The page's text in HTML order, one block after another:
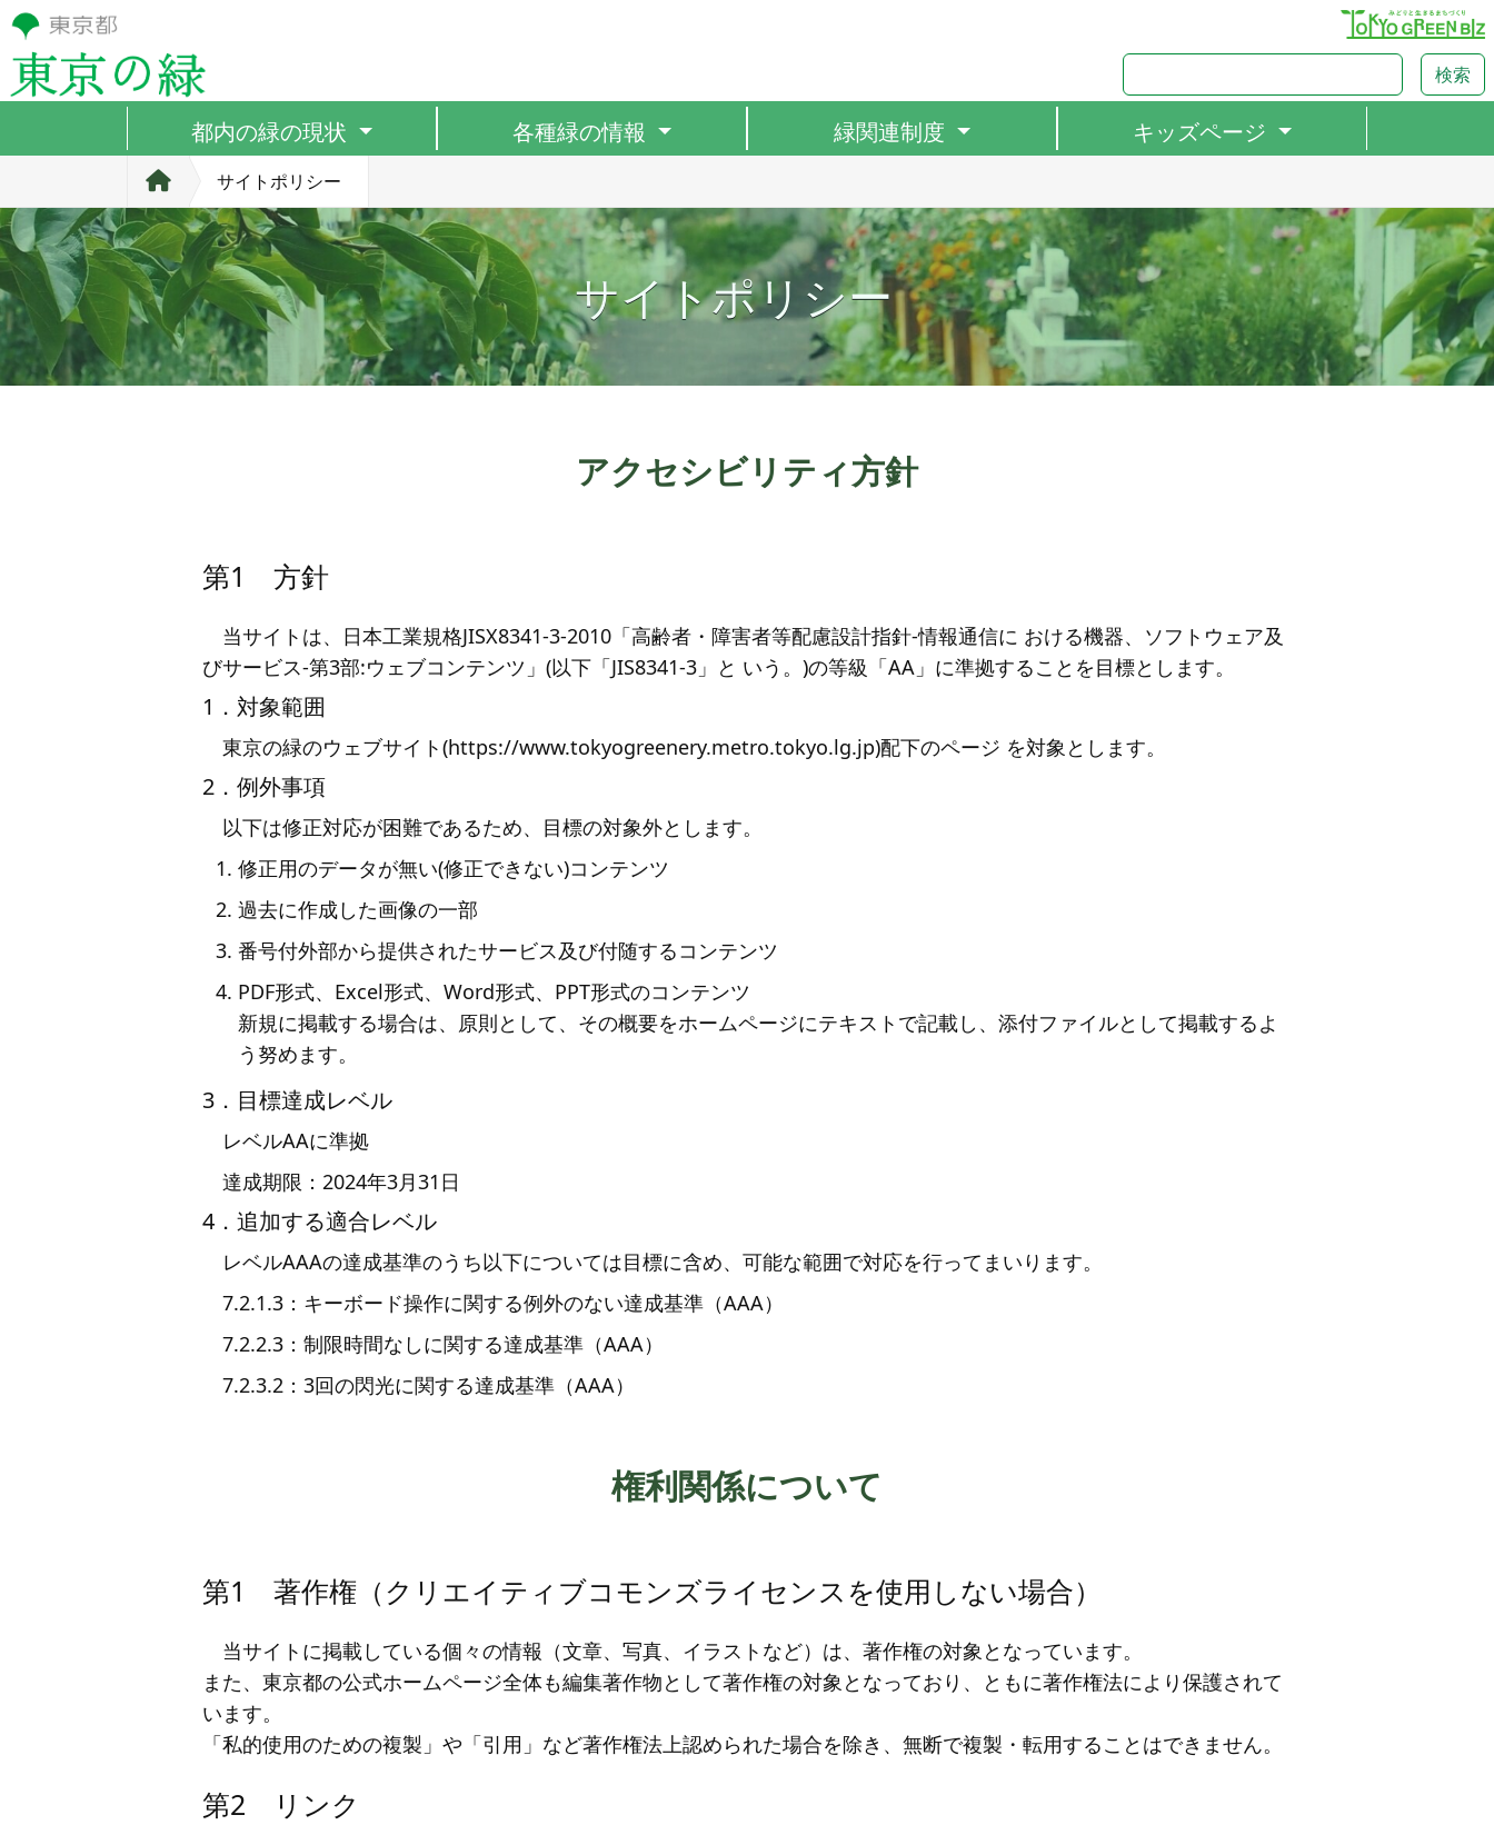
検索
都内の緑の現状 各種緑の情報 緑関連制度
キッズページ
サイトポリシー
サイトポリシー
アクセシビリティ方針
第1 方針
当サイトは、日本工業規格JISX8341-3-2010「高齢者・障害者等配慮設計指針-情報通信に おける機器、ソフトウェア及
びサービス-第3部:ウェブコンテンツ」(以下「JIS8341-3」と いう。)の等級「AA」に準拠することを目標とします。
1．対象範囲
東京の緑のウェブサイト(https://www.tokyogreenery.metro.tokyo.lg.jp)配下のページ を対象とします。
2．例外事項
以下は修正対応が困難であるため、目標の対象外とします。
修正用のデータが無い(修正できない)コンテンツ
過去に作成した画像の一部
番号付外部から提供されたサービス及び付随するコンテンツ
PDF形式、Excel形式、Word形式、PPT形式のコンテンツ
新規に掲載する場合は、原則として、その概要をホームページにテキストで記載し、添付ファイルとして掲載するよ
う努めます。
3．目標達成レベル
レベルAAに準拠
達成期限：2024年3月31日
4．追加する適合レベル
レベルAAAの達成基準のうち以下については目標に含め、可能な範囲で対応を行ってまいります。
7.2.1.3：キーボード操作に関する例外のない達成基準（AAA）
7.2.2.3：制限時間なしに関する達成基準（AAA）
7.2.3.2：3回の閃光に関する達成基準（AAA）
権利関係について
第1 著作権（クリエイティブコモンズライセンスを使用しない場合）
当サイトに掲載している個々の情報（文章、写真、イラストなど）は、著作権の対象となっています。
また、東京都の公式ホームページ全体も編集著作物として著作権の対象となっており、ともに著作権法により保護されて
います。
「私的使用のための複製」や「引用」など著作権法上認められた場合を除き、無断で複製・転用することはできません。
第2 リンク